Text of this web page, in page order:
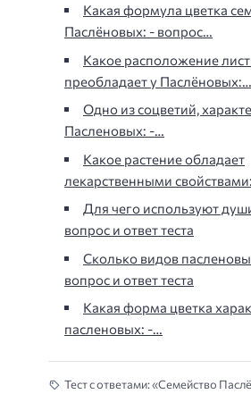
Какая формула цветка
Паслёновых: - вопрос…
Какое расположение
преобладает у Паслёновых:…
Одно из соцветий,
Пасленовых: -…
Какое растение обладает
лекарственными
Для чего используют
вопрос и ответ теста
Сколько видов
вопрос и ответ теста
Какая форма цветка
пасленовых: -…
Тест с ответами: «Семейство